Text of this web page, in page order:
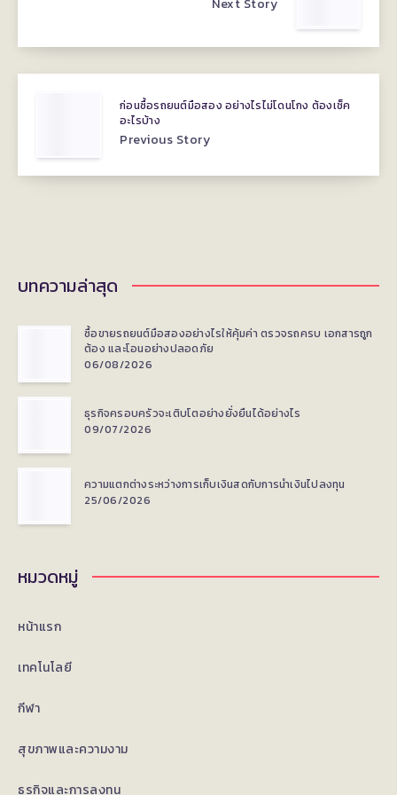
Next Story
ก่อนซื้อรถยนต์มือสอง อย่างไรไม่โดนโกง ต้องเช็ค
อะไรบ้าง
Previous Story
บทความล่าสุด
ซื้อขายรถยนต์มือสองอย่างไรให้คุ้มค่า ตรวจรถครบ เอกสารถูก
ต้อง และโอนอย่างปลอดภัย
06/08/2026
ธุรกิจครอบครัวจะเติบโตอย่างยั่งยืนได้อย่างไร
09/07/2026
ความแตกต่างระหว่างการเก็บเงินสดกับการนำเงินไปลงทุน
25/06/2026
หมวดหมู่
หน้าแรก
เทคโนโลยี
กีฬา
สุขภาพและความงาม
ธุรกิจและการลงทุน